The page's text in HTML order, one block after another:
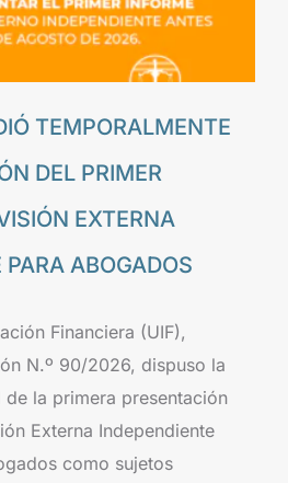
TEMPORALMENTE
DEL PRIMER
EXTERNA
ABOGADOS
Financiera (UIF),
N.º 90/2026, dispuso la
de la primera presentación
Externa Independiente
como sujetos